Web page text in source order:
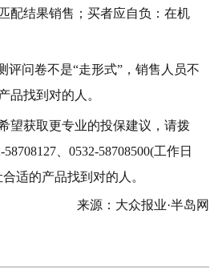
配结果销售；买者应自负：在机
评问卷不是“走形式”，销售人员不
找到对的人。
望获取更专业的投保建议，请拨
、0532-58708500(工作日
适的产品找到对的人。
来源：大众报业·半岛网